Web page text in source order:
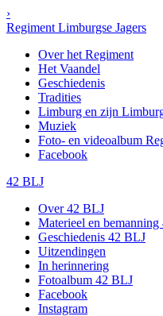
›
Regiment Limburgse Jagers
Over het Regiment
Het Vaandel
Geschiedenis
Tradities
Limburg en zijn
Muziek
Foto- en videoalbum
Facebook
42 BLJ
Over 42 BLJ
Materieel en
Geschiedenis 42 BLJ
Uitzendingen
In herinnering
Fotoalbum 42 BLJ
Facebook
Instagram